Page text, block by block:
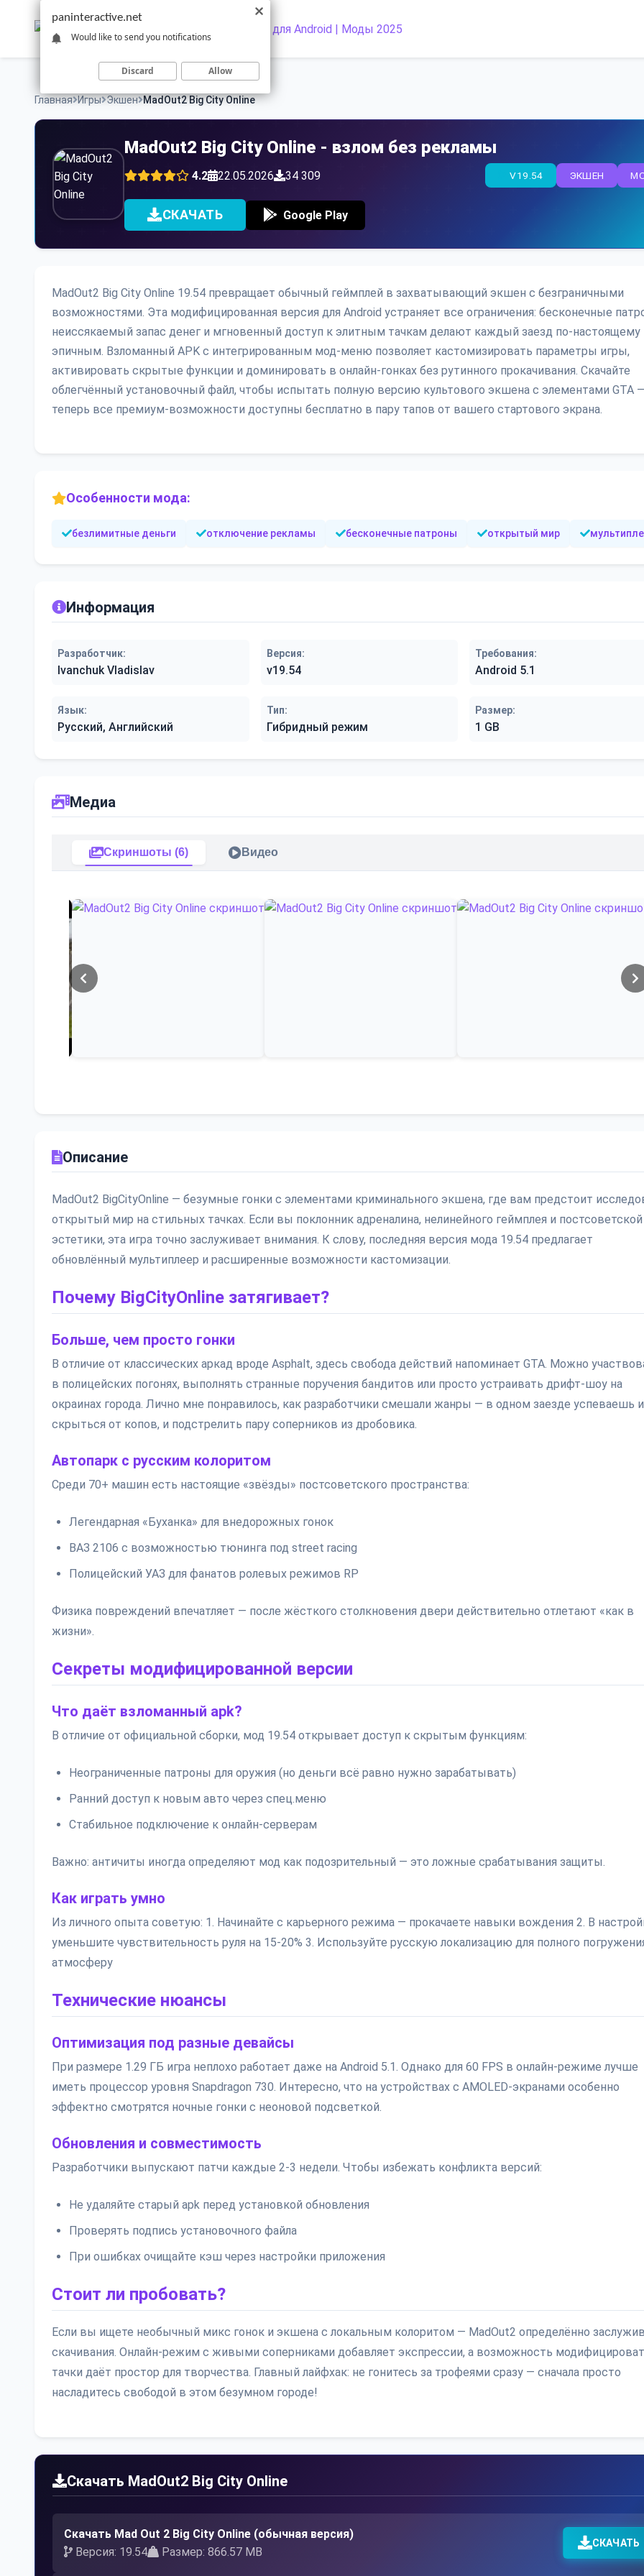
Главная Игры Экшен MadOut2 Big City Online
MadOut2 Big City Online - взлом без рекламы
4.2 22.05.2026 34 309 ЭКШЕН
V19.54
СКАЧАТЬ Google Play
MadOut2 Big City Online 19.54 превращает обычный геймплей в захватывающий экшен с безграничными
возможностями. Эта модифицированная версия для Android устраняет все ограничения: бесконечные
неиссякаемый запас денег и мгновенный доступ к элитным тачкам делают каждый заезд по-настоящему
эпичным. Взломанный APK с интегрированным мод-меню позволяет кастомизировать параметры игры,
активировать скрытые функции и доминировать в онлайн-гонках без рутинного прокачивания. Скачайте
облегчённый установочный файл, чтобы испытать полную версию культового экшена с элементами GTA
теперь все премиум-возможности доступны бесплатно в пару тапов от вашего стартового экрана.
Особенности мода:
безлимитные деньги отключение рекламы бесконечные патроны открытый мир
Информация
Разработчик:
Ivanchuk Vladislav
Версия:
v19.54
Требования:
Android 5.1
Язык:
Русский, Английский
Тип:
Гибридный режим
Размер:
1 GB
Медиа
Скриншоты (6) Видео
Описание
MadOut2 BigCityOnline — безумные гонки с элементами криминального экшена, где вам предстоит
открытый мир на стильных тачках. Если вы поклонник адреналина, нелинейного геймплея и постсоветской
эстетики, эта игра точно заслуживает внимания. К слову, последняя версия мода 19.54 предлагает
обновлённый мультиплеер и расширенные возможности кастомизации.
Почему BigCityOnline затягивает?
Больше, чем просто гонки
В отличие от классических аркад вроде Asphalt, здесь свобода действий напоминает GTA. Можно
в полицейских погонях, выполнять странные поручения бандитов или просто устраивать дрифт-шоу на
окраинах города. Лично мне понравилось, как разработчики смешали жанры — в одном заезде успеваешь и
скрыться от копов, и подстрелить пару соперников из дробовика.
Автопарк с русским колоритом
Среди 70+ машин есть настоящие «звёзды» постсоветского пространства:
Легендарная «Буханка» для внедорожных гонок
ВАЗ 2106 с возможностью тюнинга под street racing
Полицейский УАЗ для фанатов ролевых режимов RP
Физика повреждений впечатляет — после жёсткого столкновения двери действительно отлетают «как в
жизни».
Секреты модифицированной версии
Что даёт взломанный apk?
В отличие от официальной сборки, мод 19.54 открывает доступ к скрытым функциям:
Неограниченные патроны для оружия (но деньги всё равно нужно зарабатывать)
Ранний доступ к новым авто через спец.меню
Стабильное подключение к онлайн-серверам
Важно: античиты иногда определяют мод как подозрительный — это ложные срабатывания защиты.
Как играть умно
Из личного опыта советую: 1. Начинайте с карьерного режима — прокачаете навыки вождения 2. В
уменьшите чувствительность руля на 15-20% 3. Используйте русскую локализацию для полного
атмосферу
Технические нюансы
Оптимизация под разные девайсы
При размере 1.29 ГБ игра неплохо работает даже на Android 5.1. Однако для 60 FPS в онлайн-режиме лучше
иметь процессор уровня Snapdragon 730. Интересно, что на устройствах с AMOLED-экранами особенно
эффектно смотрятся ночные гонки с неоновой подсветкой.
Обновления и совместимость
Разработчики выпускают патчи каждые 2-3 недели. Чтобы избежать конфликта версий:
Не удаляйте старый apk перед установкой обновления
Проверять подпись установочного файла
При ошибках очищайте кэш через настройки приложения
Стоит ли пробовать?
Если вы ищете необычный микс гонок и экшена с локальным колоритом — MadOut2 определённо
скачивания. Онлайн-режим с живыми соперниками добавляет экспрессии, а возможность
тачки даёт простор для творчества. Главный лайфхак: не гонитесь за трофеями сразу — сначала просто
насладитесь свободой в этом безумном городе!
Скачать MadOut2 Big City Online
Скачать Mad Out 2 Big City Online (обычная версия)
Версия: 19.54
Размер: 866.57 MB
СКАЧАТЬ
paninteractive.net
Would like to send you notifications
Discard Allow